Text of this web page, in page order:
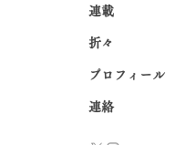
連載
折々
プロフィール
連絡